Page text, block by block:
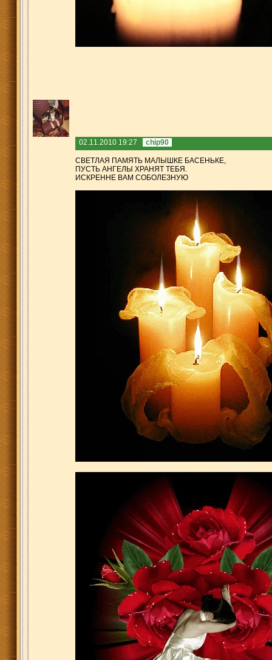
02.11.2010 19:27 chip90
СВЕТЛАЯ ПАМЯТЬ МАЛЫШКЕ БАСЕНЬКЕ,
ПУСТЬ АНГЕЛЫ ХРАНЯТ ТЕБЯ.
ИСКРЕННЕ ВАМ СОБОЛЕЗНУЮ